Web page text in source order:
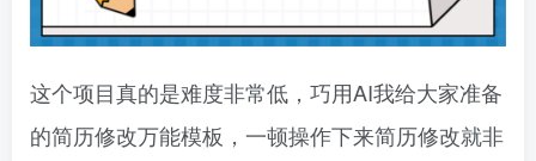
这个项目真的是难度非常低，巧用AI我给大家准备
的简历修改万能模板，一顿操作下来简历修改就非